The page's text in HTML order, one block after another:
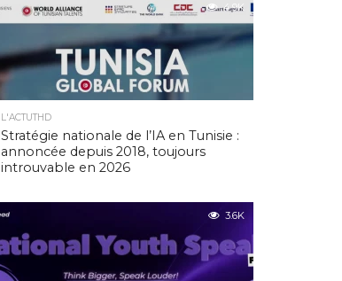
4.9K
L'ACTUTHD
Stratégie nationale de l’IA en Tunisie :
annoncée depuis 2018, toujours
introuvable en 2026
3.6K